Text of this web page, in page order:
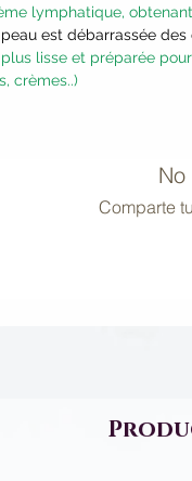
lymphatique,
est débarrassée
plus lisse et préparée
crèmes..)
Comparte